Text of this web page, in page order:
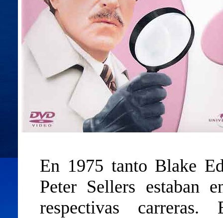
En 1975 tanto Blake
Peter Sellers estaban
respectivas